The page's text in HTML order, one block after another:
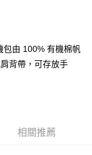
包由 100% 有機棉帆
背帶，可存放手
相關推薦